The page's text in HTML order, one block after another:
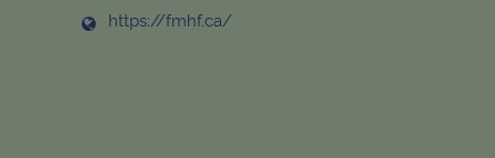
https://fmhf.ca/